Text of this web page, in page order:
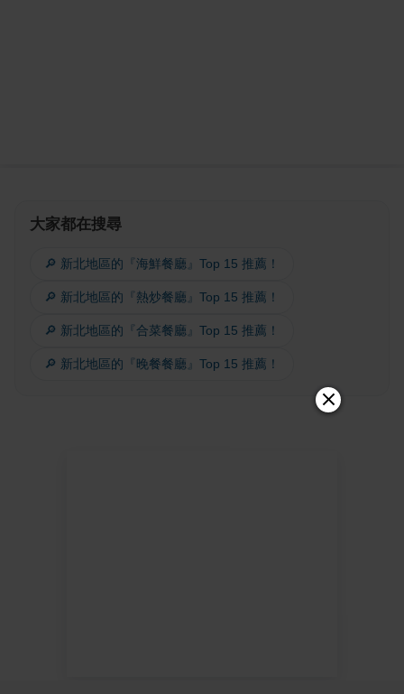
大家都在搜尋
🔎 新北地區的『海鮮餐廳』Top 15 推薦！
🔎 新北地區的『熱炒餐廳』Top 15 推薦！
🔎 新北地區的『合菜餐廳』Top 15 推薦！
🔎 新北地區的『晚餐餐廳』Top 15 推薦！